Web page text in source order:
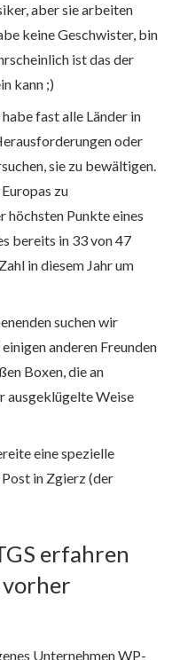
aber sie arbeiten
keine Geschwister, bin
ist das der
kann ;)
fast alle Länder in
oder
sie zu bewältigen.
zu
höchsten Punkte eines
bereits in 33 von 47
in diesem Jahr um
suchen wir
anderen Freunden
Boxen, die an
ausgeklügelte Weise
eine spezielle
in Zgierz (der
erfahren
Unternehmen WP-